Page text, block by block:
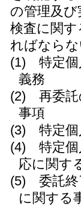
の管理及
検査に関
ればなら
(1)
特定
義務
(2)
再委
事項
(3)
特定
(4)
特定
応に関す
(5)
委託
に関する